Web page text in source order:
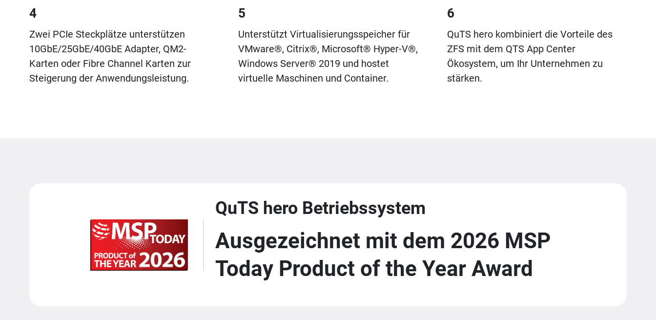
4
Zwei PCIe Steckplätze unterstützen
10GbE/25GbE/40GbE Adapter, QM2-
Karten oder Fibre Channel Karten zur
Steigerung der Anwendungsleistung.
5
Unterstützt Virtualisierungsspeicher für
VMware®, Citrix®, Microsoft® Hyper-V®,
Windows Server® 2019 und hostet
virtuelle Maschinen und Container.
6
QuTS hero kombiniert die Vorteile des
ZFS mit dem QTS App Center
Ökosystem, um Ihr Unternehmen zu
stärken.
QuTS hero Betriebssystem
Ausgezeichnet mit dem 2026 MSP
Today Product of the Year Award